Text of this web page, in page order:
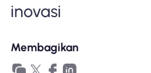
inovasi
Membagikan